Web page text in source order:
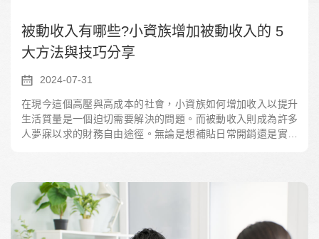
被動收入有哪些?小資族增加被動收入的 5
大方法與技巧分享
2024-07-31
在現今這個高壓與高成本的社會，小資族如何增加收入以提升
生活質量是一個迫切需要解決的問題。而被動收入則成為許多
人夢寐以求的財務自由途徑。無論是想補貼日常開銷還是實現